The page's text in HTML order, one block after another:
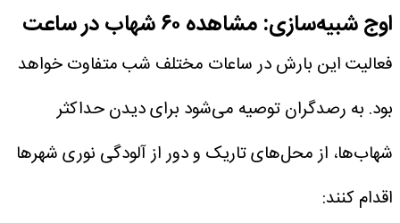
اوج شبیه‌سازی: مشاهده ۶۰ شهاب در ساعت
فعالیت این بارش در ساعات مختلف شب متفاوت خواهد
بود. به رصدگران توصیه می‌شود برای دیدن حداکثر
شهاب‌ها، از محل‌های تاریک و دور از آلودگی نوری شهرها
اقدام کنند: